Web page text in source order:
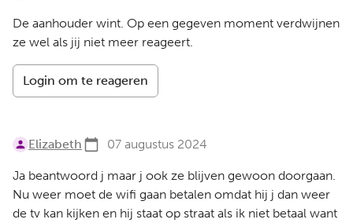
De aanhouder wint. Op een gegeven moment verdwijnen
ze wel als jij niet meer reageert.
Login om te reageren
Elizabeth 07 augustus 2024
Ja beantwoord j maar j ook ze blijven gewoon doorgaan.
Nu weer moet de wifi gaan betalen omdat hij j dan weer
de tv kan kijken en hij staat op straat als ik niet betaal want